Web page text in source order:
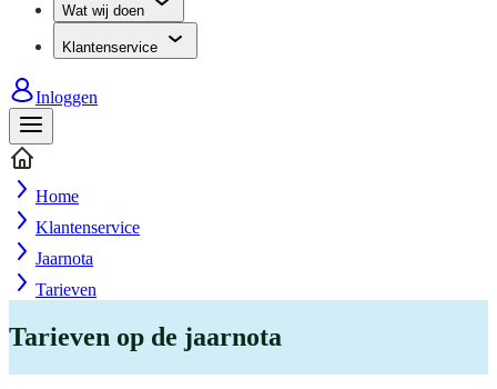
Wat wij doen
Klantenservice
Inloggen
Home
Klantenservice
Jaarnota
Tarieven
Tarieven op de jaarnota